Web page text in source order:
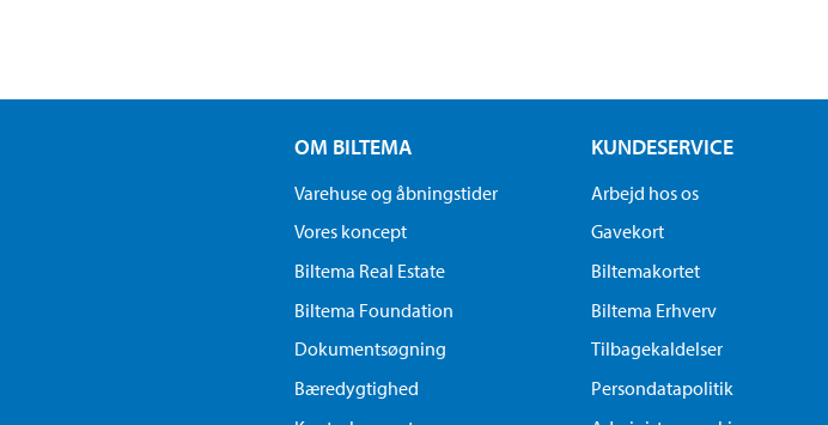
OM BILTEMA
Varehuse og åbningstider
Vores koncept
Biltema Real Estate
Biltema Foundation
Dokumentsøgning
Bæredygtighed
KUNDESERVICE
Arbejd hos os
Gavekort
Biltemakortet
Biltema Erhverv
Tilbagekaldelser
Persondatapolitik